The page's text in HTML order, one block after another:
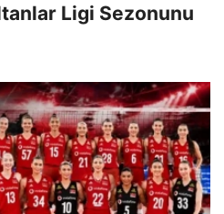
Ligi Sezonunu